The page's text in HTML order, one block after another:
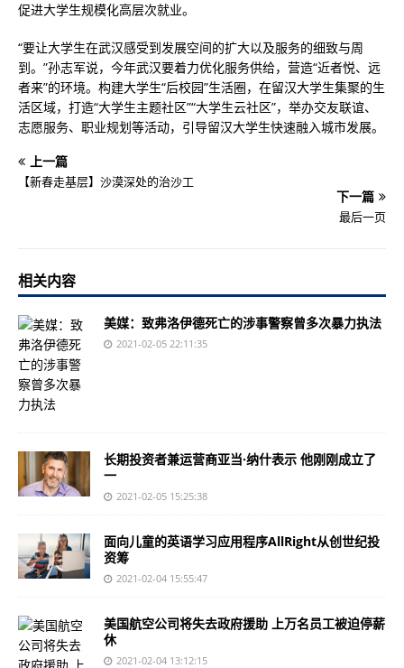
促进大学生规模化高层次就业。
“要让大学生在武汉感受到发展空间的扩大以及服务的细致与周
到。”孙志军说，今年武汉要着力优化服务供给，营造“近者悦、远
者来”的环境。构建大学生“后校园”生活圈，在留汉大学生集聚的生
活区域，打造“大学生主题社区”“大学生云社区”，举办交友联谊、
志愿服务、职业规划等活动，引导留汉大学生快速融入城市发展。
上一篇
【新春走基层】沙漠深处的治沙工
下一篇
最后一页
相关内容
美媒：致弗洛伊德死亡的涉事警察曾多次暴力执法
2021-02-05 22:11:35
长期投资者兼运营商亚当·纳什表示 他刚刚成立了
一
2021-02-05 15:25:38
面向儿童的英语学习应用程序AllRight从创世纪投
资筹
2021-02-04 15:55:47
美国航空公司将失去政府援助 上万名员工被迫停薪
休
2021-02-04 13:12:15